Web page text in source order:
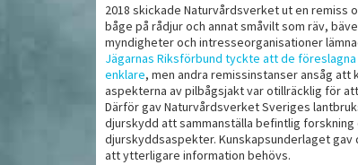
2018 skickade Naturvårdsverket ut en remiss
båge på rådjur och annat småvilt som räv,
myndigheter och intresseorganisationer
Jägarnas Riksförbund tyckte att de
enklare, men andra remissinstanser ansåg att
aspekterna av pilbågsjakt var otillräcklig för
Därför gav Naturvårdsverket Sveriges
djurskydd att sammanställa befintlig
djurskyddsaspekter. Kunskapsunderlaget
att ytterligare information behövs.